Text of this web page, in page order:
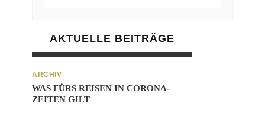
AKTUELLE BEITRÄGE
ARCHIV
WAS FÜRS REISEN IN CORONA-
ZEITEN GILT